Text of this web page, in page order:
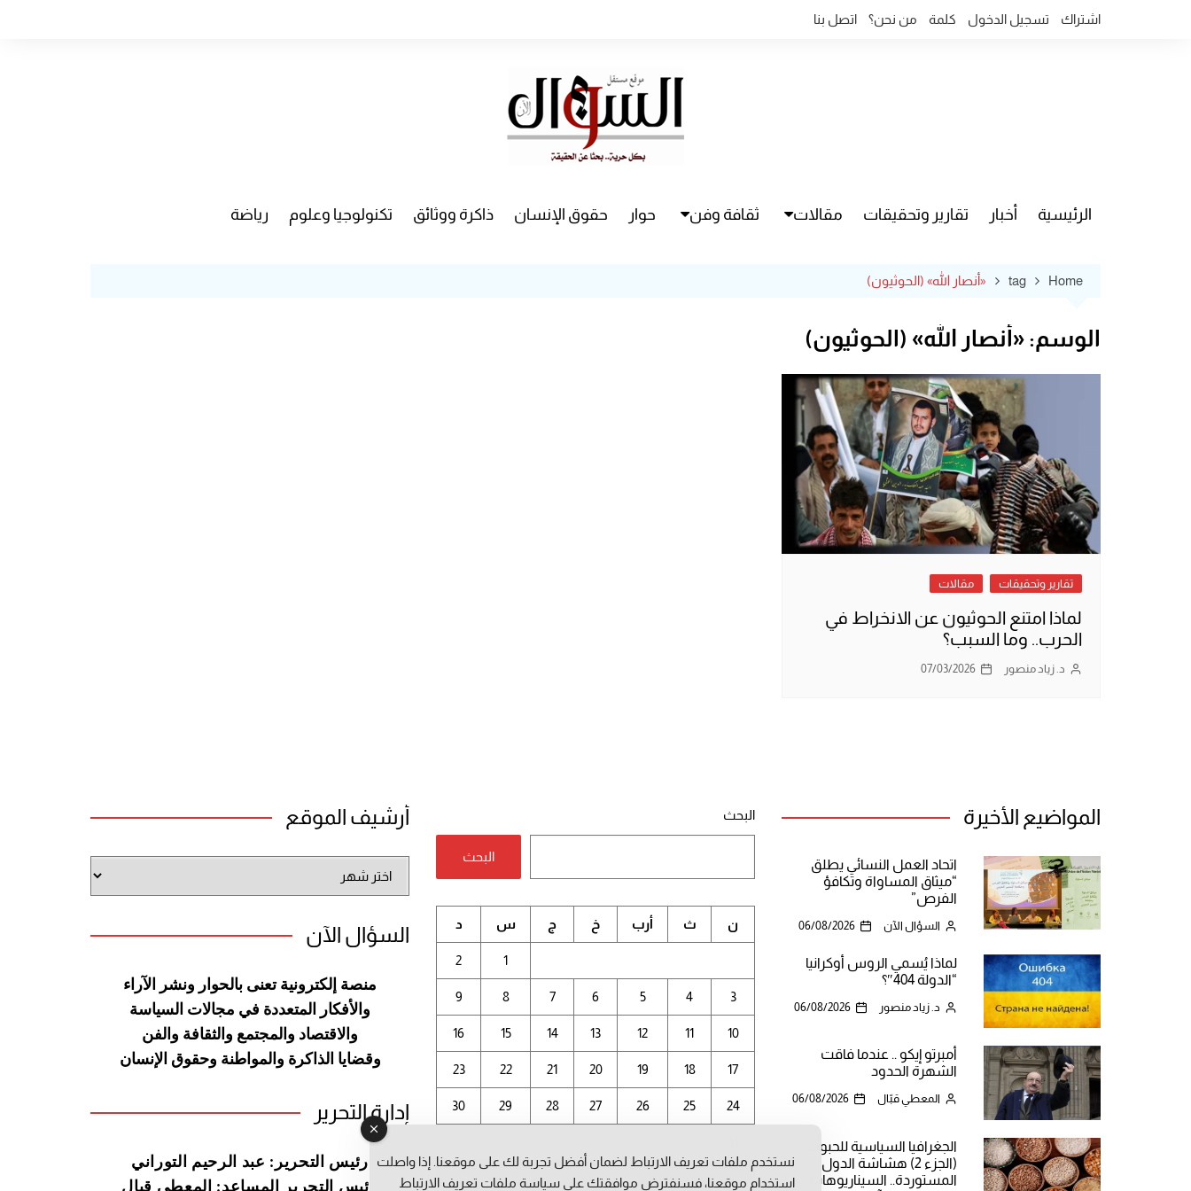
اشتراك تسجيل الدخول كلمة من نحن؟ اتصل بنا
الرئيسية أخبار تقارير وتحقيقات مقالات ثقافة وفن حوار حقوق الإنسان ذاكرة ووثائق تكنولوجيا وعلوم رياضة
Home
tag «أنصار الله» (الحوثيون)
الوسم: «أنصار الله» (الحوثيون)
تقارير وتحقيقات مقالات
لماذا امتنع الحوثيون عن الانخراط في
الحرب.. وما السبب؟
د. زياد منصور 07/03/2026
المواضيع الأخيرة
اتحاد العمل النسائي يطلق
“ميثاق المساواة وتكافؤ
الفرص”
السؤال الآن 06/08/2026
لماذا يُسمي الروس أوكرانيا
“الدولة 404″؟
د. زياد منصور 06/08/2026
أمبرتو إيكو .. عندما فاقت
الشهرة الحدود
المعطي قبّال 06/08/2026
الجغرافيا السياسية للحبوب
(الجزء 2) هشاشة الدول
المستوردة.. السيناريوهات
البحث
البحث
أغسطس 2026
ن ث أرب خ ج س د
1
2
3
4
5
6
7
8
9
10
11
12
13
14
15
16
17
18
19
20
21
22
23
24
25
26
27
28
29
30
أرشيف الموقع
الموقع
السؤال الآن
منصة إلكترونية تعنى بالحوار ونشر
الآراء
والأفكار المتعددة في مجالات السياسة
والاقتصاد والمجتمع والثقافة والفن
وقضايا الذاكرة والمواطنة وحقوق الإنسان
إدارة التحرير
رئيس التحرير: عبد الرحيم التوراني
رئيس التحرير المساعد: المعطي قبال
نستخدم ملفات تعريف الارتباط لضمان أفضل تجربة لك على موقعنا. إذا واصلت
استخدام موقعنا، فسنفترض موافقتك على سياسة ملفات تعريف الارتباط